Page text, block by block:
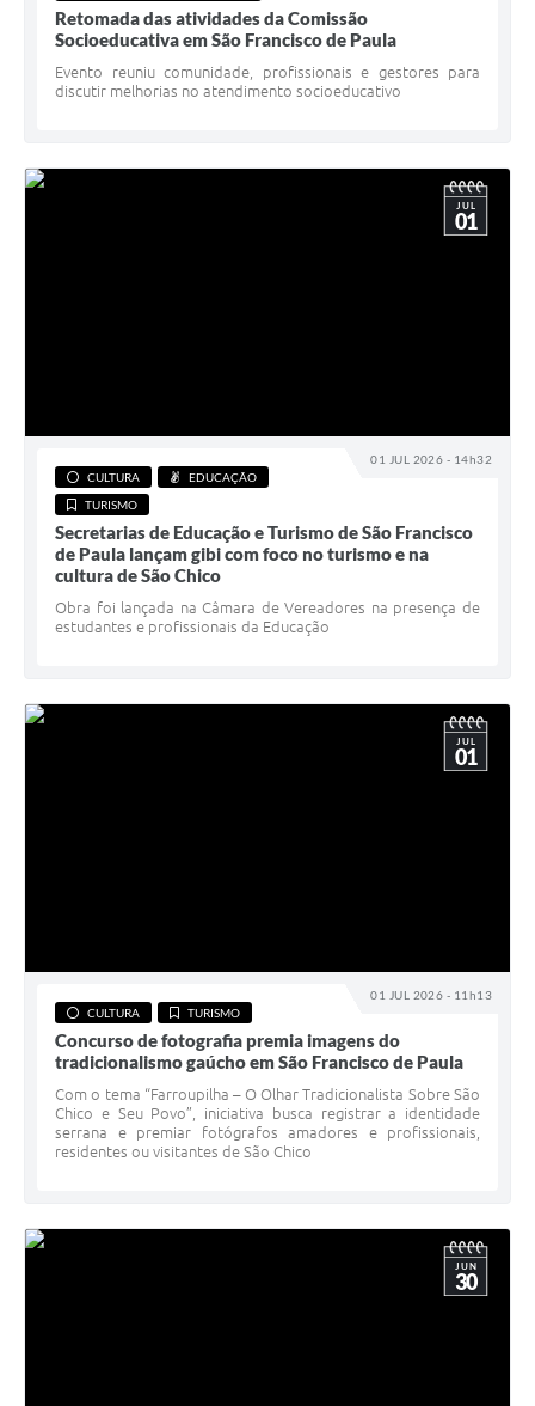
Retomada das atividades da Comissão
Socioeducativa em São Francisco de Paula
Evento reuniu comunidade, profissionais e gestores para
discutir melhorias no atendimento socioeducativo
01 JUL 2026 - 14h32
JUL
01
CULTURA
EDUCAÇÃO
TURISMO
Secretarias de Educação e Turismo de São Francisco
de Paula lançam gibi com foco no turismo e na
cultura de São Chico
Obra foi lançada na Câmara de Vereadores na presença de
estudantes e profissionais da Educação
01 JUL 2026 - 11h13
JUL
01
CULTURA TURISMO
Concurso de fotografia premia imagens do
tradicionalismo gaúcho em São Francisco de Paula
Com o tema “Farroupilha – O Olhar Tradicionalista Sobre São
Chico e Seu Povo”, iniciativa busca registrar a identidade
serrana e premiar fotógrafos amadores e profissionais,
residentes ou visitantes de São Chico
JUN
30